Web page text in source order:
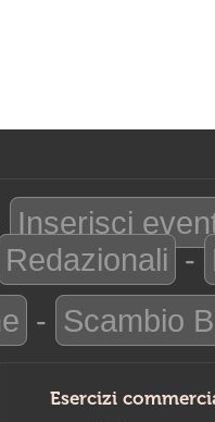
Inserisci
Redazionali -
- Scambio
Esercizi